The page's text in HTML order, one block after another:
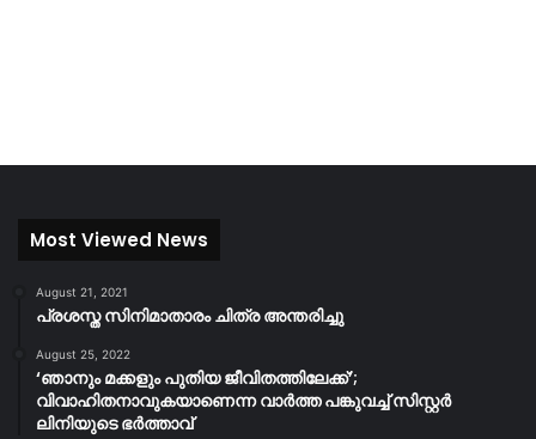
Most Viewed News
August 21, 2021
പ്രശസ്ത സിനിമാതാരം ചിത്ര അന്തരിച്ചു
August 25, 2022
‘ഞാനും മക്കളും പുതിയ ജീവിതത്തിലേക്ക്’;
വിവാഹിതനാവുകയാണെന്ന വാർത്ത പങ്കുവച്ച് സിസ്റ്റർ
ലിനിയുടെ ഭർത്താവ്